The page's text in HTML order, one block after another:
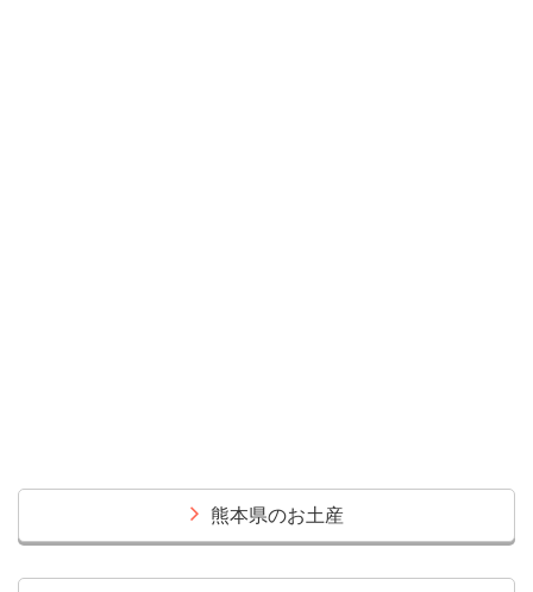
熊本県のお土産